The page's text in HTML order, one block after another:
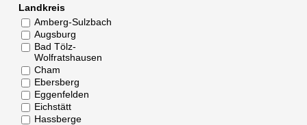
Landkreis
Amberg-Sulzbach
Augsburg
Bad Tölz-
Wolfratshausen
Cham
Ebersberg
Eggenfelden
Eichstätt
Hassberge